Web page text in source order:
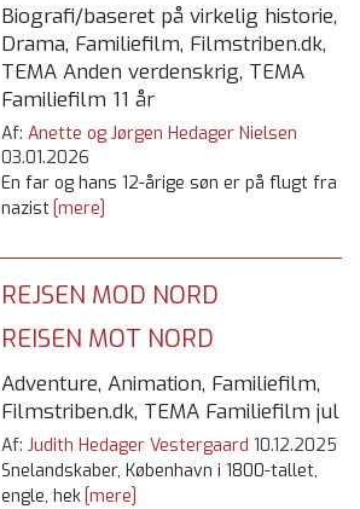
Biografi/baseret på virkelig historie,
Drama, Familiefilm, Filmstriben.dk,
TEMA Anden verdenskrig, TEMA
Familiefilm 11 år
Af: Anette og Jørgen Hedager Nielsen
03.01.2026
En far og hans 12-årige søn er på flugt fra
nazist[mere]
REJSEN MOD NORD
REISEN MOT NORD
Adventure, Animation, Familiefilm,
Filmstriben.dk, TEMA Familiefilm jul
Af: Judith Hedager Vestergaard 10.12.2025
Snelandskaber, København i 1800-tallet,
engle, hek[mere]